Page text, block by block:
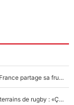
Mis de côté par Fabien Galthié, un joueur du XV de France partage sa frustration : «ils ne me l’ont pas dit tout de suite»
La raison d'être de Matthieu Jalibert en dehors des terrains de rugby : «Ça m'atteint autant que si tu touches à un membre de ma famille»